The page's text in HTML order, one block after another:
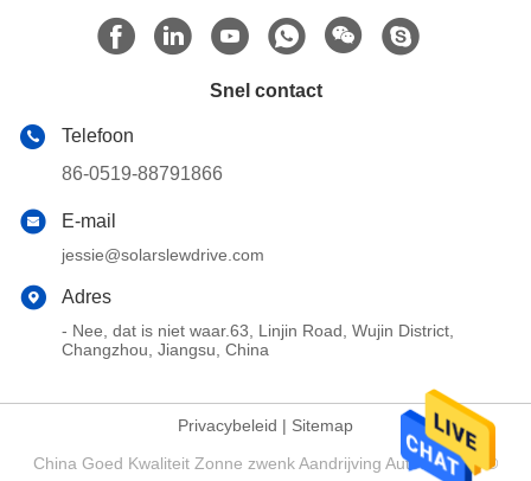
Snel contact
Telefoon
86-0519-88791866
E-mail
jessie@solarslewdrive.com
Adres
- Nee, dat is niet waar.63, Linjin Road, Wujin District,
Changzhou, Jiangsu, China
Privacybeleid | Sitemap
China Goed Kwaliteit Zonne zwenk Aandrijving Auteursrecht ©